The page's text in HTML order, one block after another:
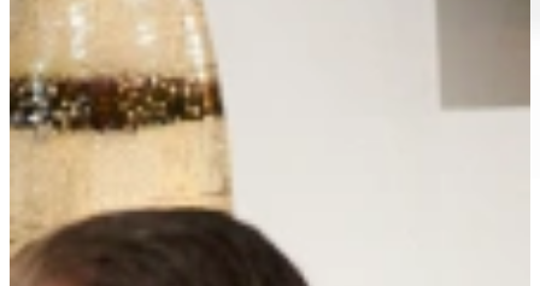
Mooie tri Ply Sauspan met garde.Tri-Ply pannen zijn gemaakt voor
de liefhebber, Tri-Ply pannen, de naam zegt het al, bestaan uit drie
lagen metalen welke hierdoor de warmte van de kookplaat
ongelofelijk goed geleiden.